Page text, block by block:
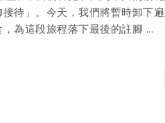
待」。今天，我們將暫時卸下
為這段旅程落下最後的註腳 ...